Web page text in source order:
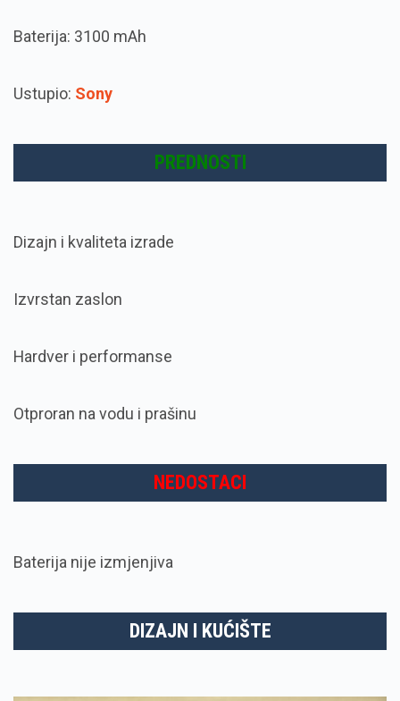
Baterija: 3100 mAh
Ustupio: Sony
PREDNOSTI
Dizajn i kvaliteta izrade
Izvrstan zaslon
Hardver i performanse
Otproran na vodu i prašinu
NEDOSTACI
Baterija nije izmjenjiva
DIZAJN I KUĆIŠTE